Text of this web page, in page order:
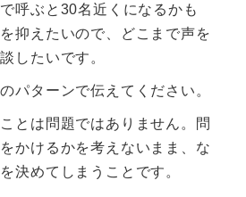
呼ぶと30名近くになるかも
抑えたいので、どこまで声を
したいです。
パターンで伝えてください。
とは問題ではありません。問
かけるかを考えないまま、な
決めてしまうことです。